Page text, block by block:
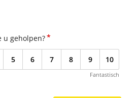
u geholpen?*
5 6 7 8 9 10
Fantastisch